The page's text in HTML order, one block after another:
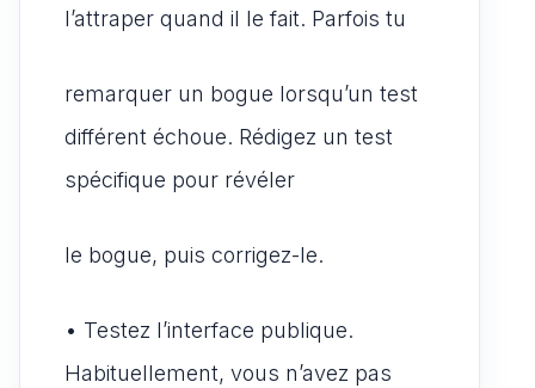
l’attraper quand il le fait. Parfois tu
remarquer un bogue lorsqu’un test
différent échoue. Rédigez un test
spécifique pour révéler
le bogue, puis corrigez-le.
• Testez l’interface publique.
Habituellement, vous n’avez pas